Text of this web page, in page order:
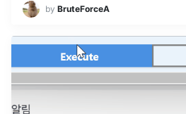
by BruteForceA